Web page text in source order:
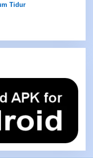
Tidur